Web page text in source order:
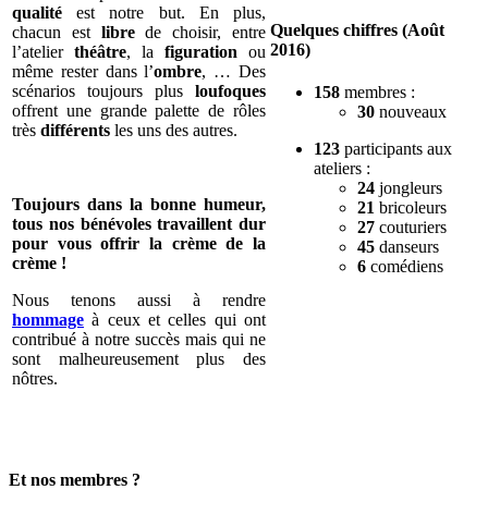
qualité est notre but. En plus,
chacun est librede choisir, entre
l’atelier théâtre, la figuration ou
même rester dans l’ombre, … Des
scénarios toujours plus loufoques
offrent une grande palette de rôles
très différents les uns des autres.
Toujours dans la bonne humeur,
tous nos bénévoles travaillent dur
pour vous offrir la crème de la
crème !
Nous tenons aussi à rendre
hommage à ceux et celles qui ont
contribué à notre succès mais qui ne
sont malheureusement plus des
nôtres.
Quelques chiffres (Août
2016)
158 membres :
30 nouveaux
123 participants aux
ateliers :
24 jongleurs
21 bricoleurs
27 couturiers
45 danseurs
6 comédiens
Et nos membres ?